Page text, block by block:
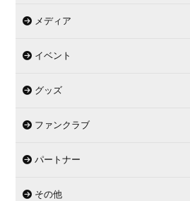
メディア
イベント
グッズ
ファンクラブ
パートナー
その他